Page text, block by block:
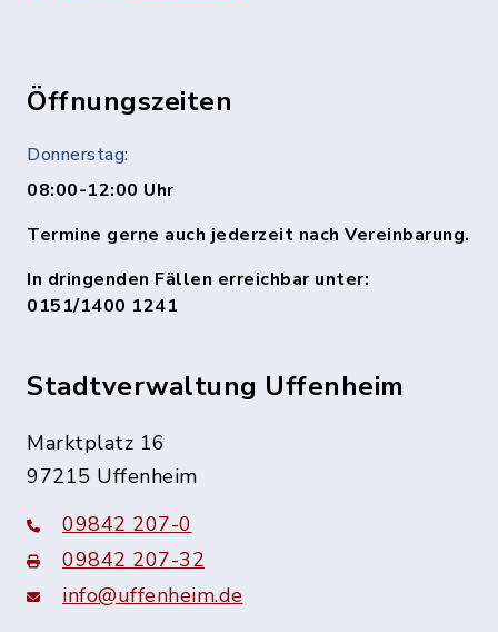
Öffnungszeiten
Donnerstag:
08:00-12:00 Uhr
Termine gerne auch jederzeit nach Vereinbarung.
In dringenden Fällen erreichbar unter:
0151/1400 1241
Stadtverwaltung Uffenheim
Marktplatz 16
97215 Uffenheim
09842 207-0
09842 207-32
info@uffenheim.de